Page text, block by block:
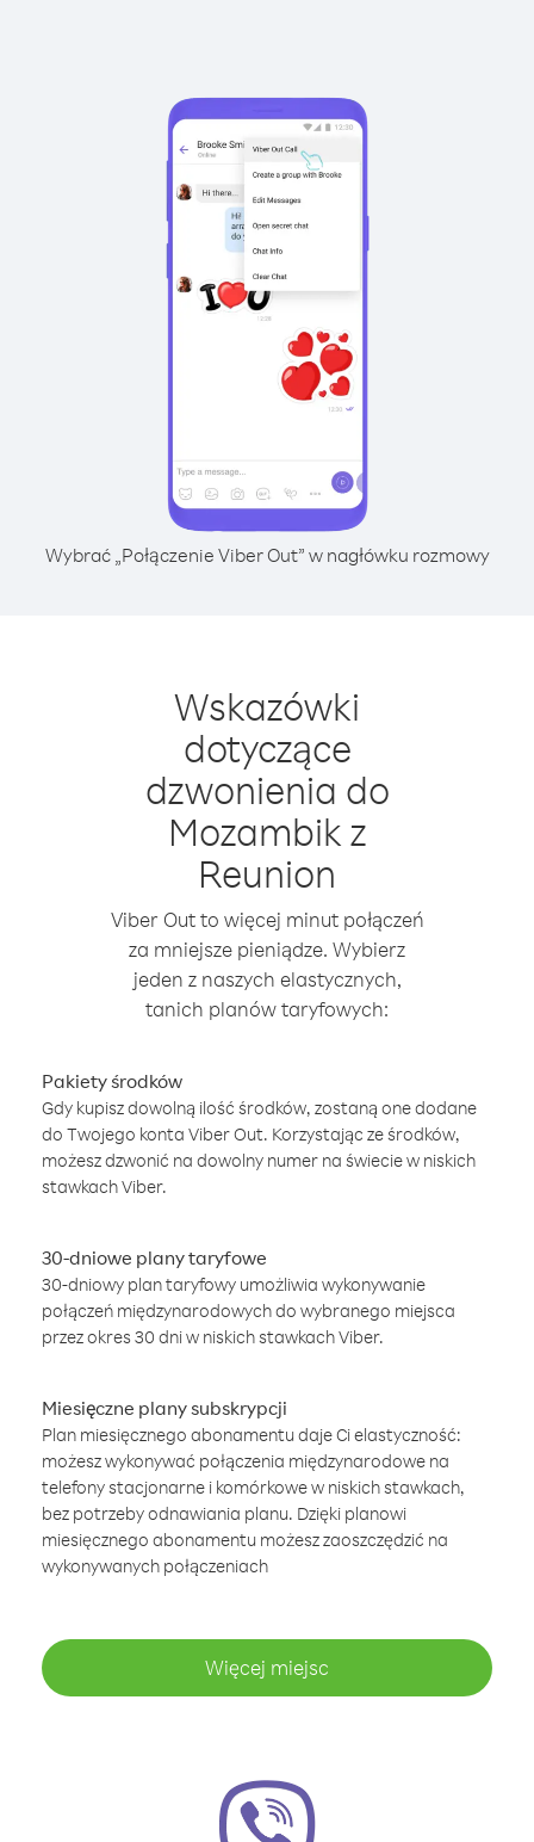
Wybrać „Połączenie Viber Out” w nagłówku rozmowy
Wskazówki
dotyczące
dzwonienia do
Mozambik z
Reunion
Viber Out to więcej minut połączeń
za mniejsze pieniądze. Wybierz
jeden z naszych elastycznych,
tanich planów taryfowych:
Pakiety środków
Gdy kupisz dowolną ilość środków, zostaną one dodane
do Twojego konta Viber Out. Korzystając ze środków,
możesz dzwonić na dowolny numer na świecie w niskich
stawkach Viber.
30-dniowe plany taryfowe
30-dniowy plan taryfowy umożliwia wykonywanie
połączeń międzynarodowych do wybranego miejsca
przez okres 30 dni w niskich stawkach Viber.
Miesięczne plany subskrypcji
Plan miesięcznego abonamentu daje Ci elastyczność:
możesz wykonywać połączenia międzynarodowe na
telefony stacjonarne i komórkowe w niskich stawkach,
bez potrzeby odnawiania planu. Dzięki planowi
miesięcznego abonamentu możesz zaoszczędzić na
wykonywanych połączeniach
Więcej miejsc